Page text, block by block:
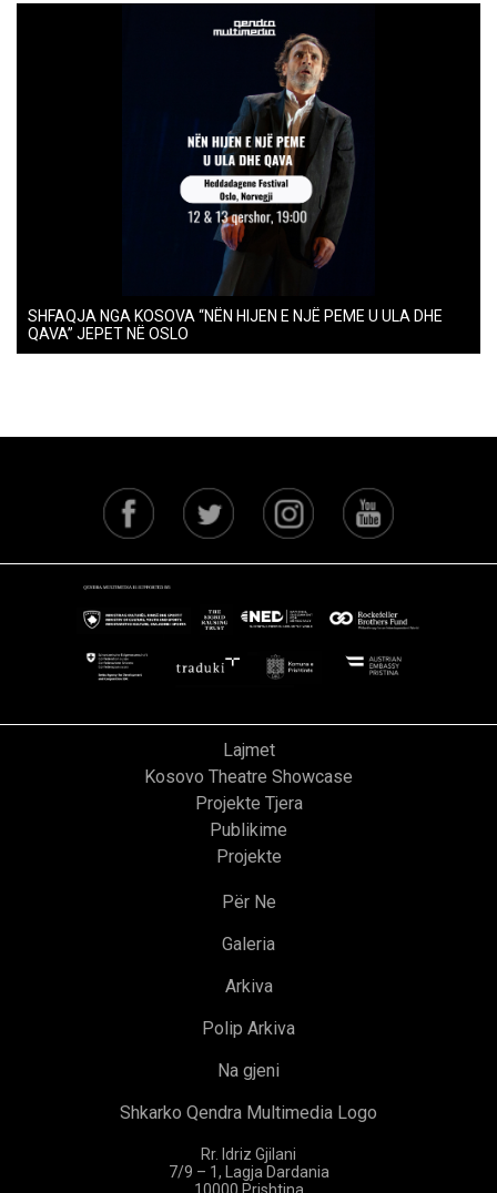
SHFAQJA NGA KOSOVA “NËN HIJEN E NJË PEME U ULA DHE
QAVA” JEPET NË OSLO
Lajmet
Kosovo Theatre Showcase
Projekte Tjera
Publikime
Projekte
Për Ne
Galeria
Arkiva
Polip Arkiva
Na gjeni
Shkarko Qendra Multimedia Logo
Rr. Idriz Gjilani
7/9 – 1, Lagja Dardania